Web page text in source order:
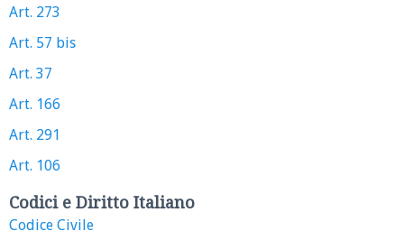
Art. 273
Art. 57 bis
Art. 37
Art. 166
Art. 291
Art. 106
Codici e Diritto Italiano
Codice Civile